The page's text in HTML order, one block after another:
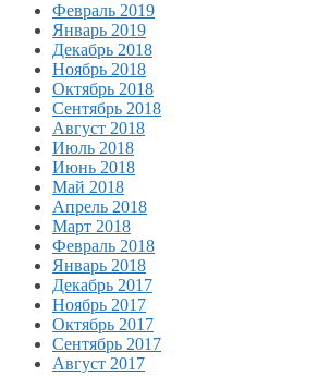
Февраль 2019
Январь 2019
Декабрь 2018
Ноябрь 2018
Октябрь 2018
Сентябрь 2018
Август 2018
Июль 2018
Июнь 2018
Май 2018
Апрель 2018
Март 2018
Февраль 2018
Январь 2018
Декабрь 2017
Ноябрь 2017
Октябрь 2017
Сентябрь 2017
Август 2017